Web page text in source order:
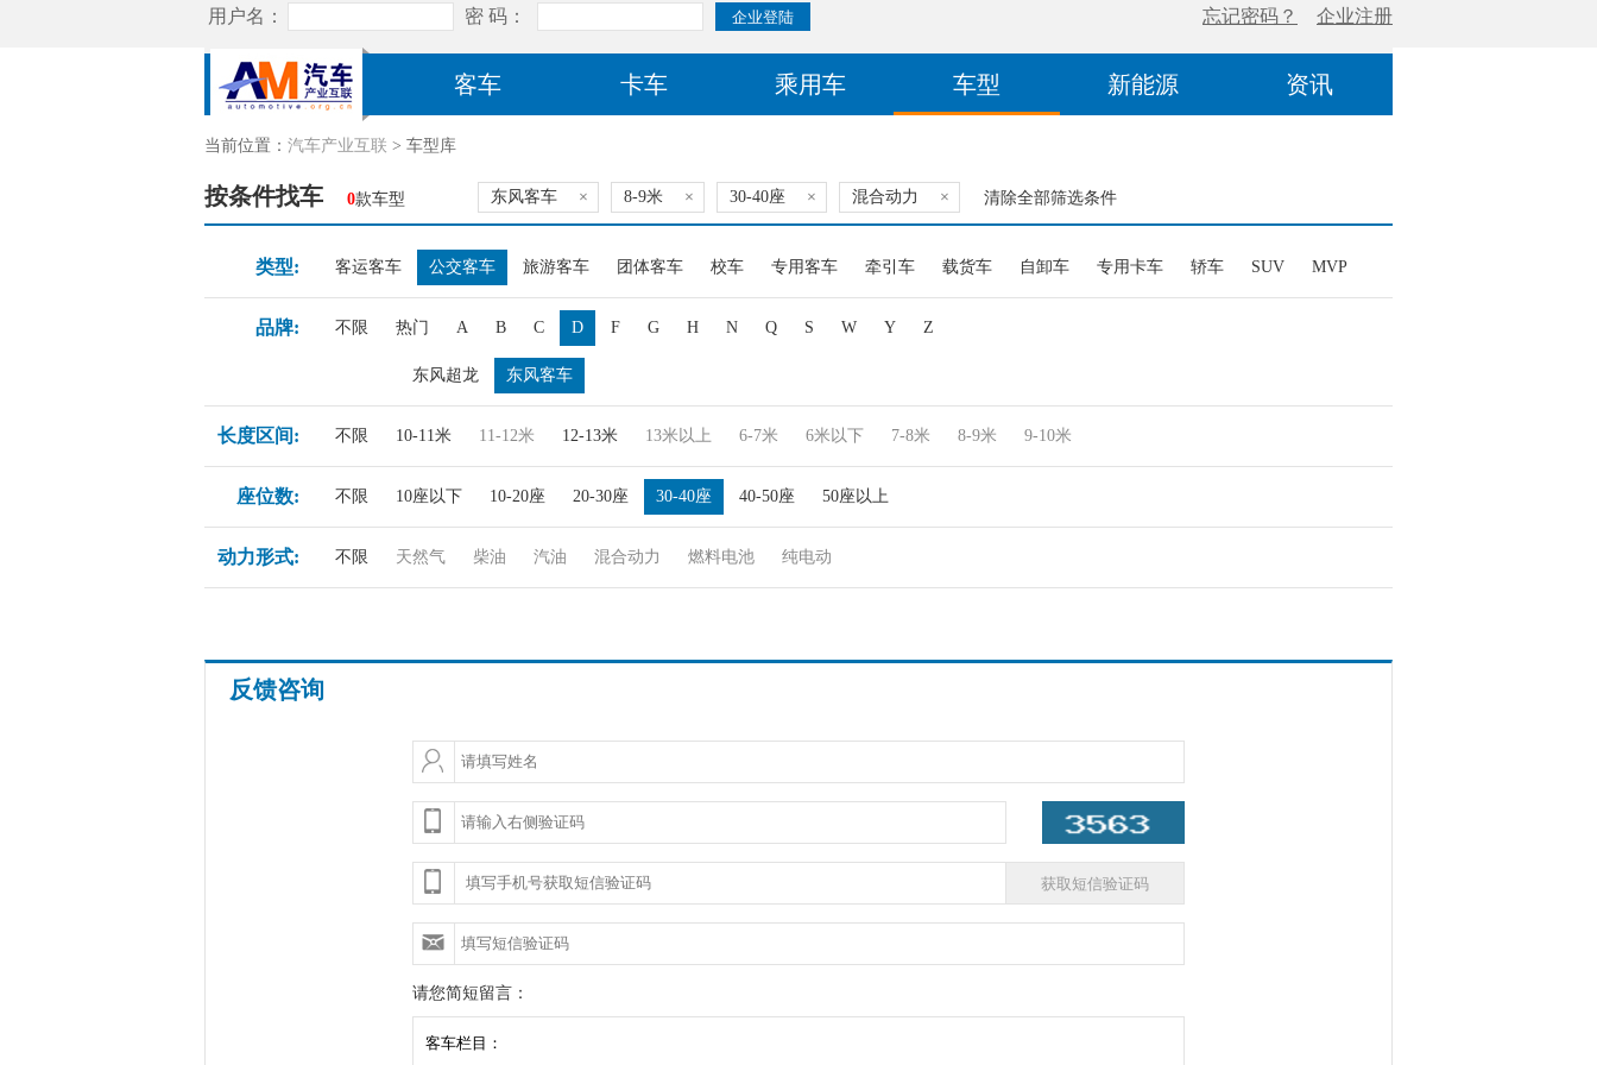
客车 卡车 乘用车 车型 新能源 资讯
当前位置： 汽车产业互联 > 车型库
按条件找车 0款车型 东风客车 × 8-9米 × 30-40座 × 混合动力 × 清除全部筛选条件
类型: 客运客车 公交客车 旅游客车 团体客车 校车 专用客车 牵引车 载货车 自卸车 专用卡车 轿车 SUV MVP
品牌: 不限 热门 A B C D F G H N Q S W Y Z
东风超龙 东风客车
长度区间: 不限 10-11米 11-12米 12-13米 13米以上 6-7米 6米以下 7-8米 8-9米 9-10米
座位数: 不限 10座以下 10-20座 20-30座 30-40座 40-50座 50座以上
动力形式: 不限 天然气 柴油 汽油 混合动力 燃料电池 纯电动
反馈咨询
请您简短留言：